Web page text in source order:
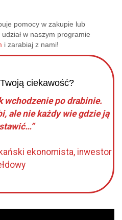
pomocy w zakupie lub
w naszym programie
i zarabiaj z nami!
ciekawość?
wchodzenie po drabinie.
ale nie każdy wie gdzie ją
ekonomista, inwestor